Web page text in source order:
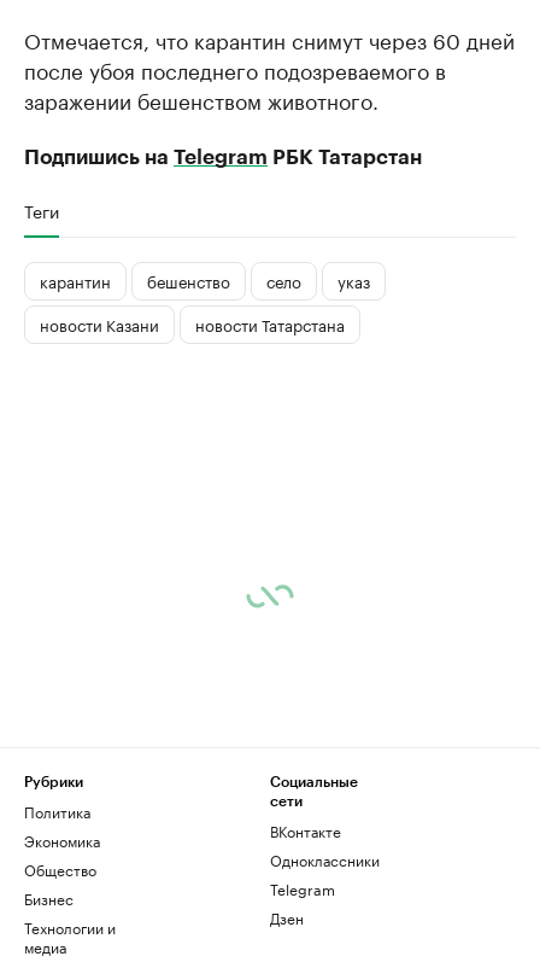
Отмечается, что карантин снимут через 60 дней
после убоя последнего подозреваемого в
заражении бешенством животного.
Подпишись на Telegram РБК Татарстан
Теги
карантин бешенство село
указ
новости Казани
новости Татарстана
Рубрики
Политика
Экономика
Общество
Бизнес
Технологии и
медиа
Социальные
сети
ВКонтакте
Одноклассники
Telegram
Дзен